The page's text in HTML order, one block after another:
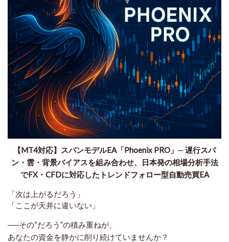
【MT4対応】スパンモデルEA「Phoenix PRO」─ 遅行スパ
ン・雲・背景バイアスを組み合わせ、日本発の相場分析手法
でFX・CFDに対応したトレンドフォロー型自動売買EA
「次は上がるだろう」
「ここが天井に違いない」
──その“だろう”の積み重ねが、
あなたの資金を静かに削り続けていませんか？